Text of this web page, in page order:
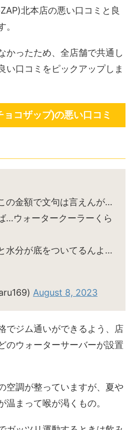
北本店の悪い口コミと良
かったため、全店舗で共通し
い口コミをピックアップしま
コザップ)の悪い口コミ
の金額で文句は言えんが…
…ウォータークーラーくら
水分が底をついてるんよ…
August 8, 2023
でジム通いができるよう、店
のウォーターサーバーが設置
空調が整っていますが、夏や
温まって喉が渇くもの。